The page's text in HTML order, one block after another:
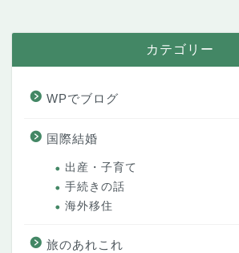
カテゴリー
WPでブログ
国際結婚
出産・子育て
手続きの話
海外移住
旅のあれこれ